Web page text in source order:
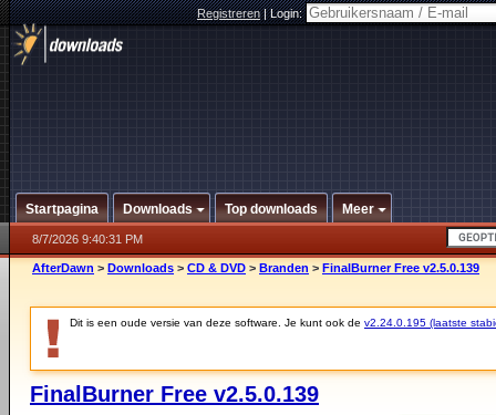
Registreren|Login:
Startpagina Downloads Top downloads Meer
8/7/2026 9:40:31 PM
AfterDawn > Downloads > CD & DVD > Branden > FinalBurner Free v2.5.0.139
Dit is een oude versie van deze software. Je kunt ook de v2.24.0.195 (laatste
FinalBurner Free v2.5.0.139